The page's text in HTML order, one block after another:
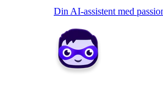
Din AI-assistent med